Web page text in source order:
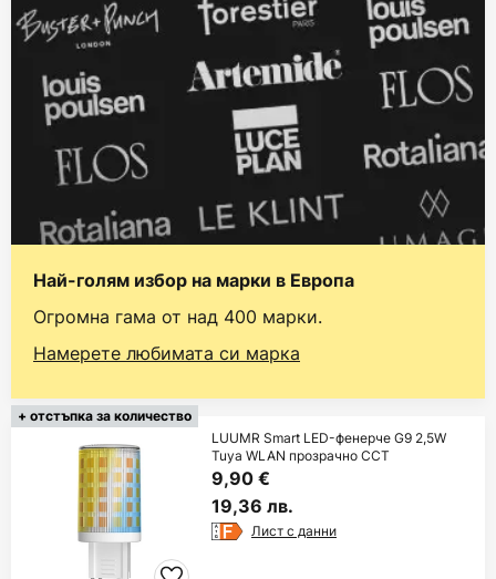
Най-голям избор на марки в Европа
Огромна гама от над 400 марки.
Намерете любимата си марка
+ отстъпка за количество
LUUMR Smart LED-фенерче G9 2,5W
Tuya WLAN прозрачно CCT
9,90 €
19,36 лв.
Лист с данни